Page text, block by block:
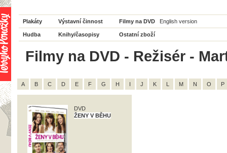
Plakáty Výstavní činnost Filmy na DVD English version
Hudba Knihy/časopisy Ostatní zboží
Filmy na DVD - Režisér -
A B C D E F G H I J K L M N O P
DVD
ŽENY V BĚHU